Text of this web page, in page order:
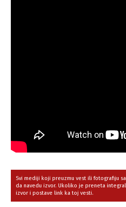
Svi mediji koji preuzmu vest ili fotografiju
da navedu izvor. Ukoliko je preneta
izvor i postave link ka toj vesti.